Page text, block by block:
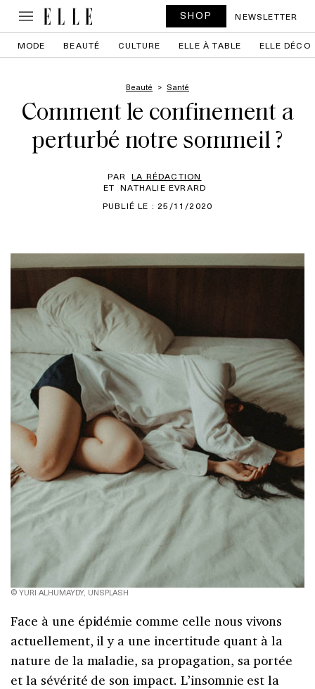
SHOP NEWSLETTER
MODE BEAUTÉ CULTURE ELLE À TABLE ELLE DÉCO
Beauté Santé
Comment le confinement a
perturbé notre sommeil ?
PAR LA RÉDACTION
ET NATHALIE EVRARD
PUBLIÉ LE : 25/11/2020
© YURI ALHUMAYDY, UNSPLASH
Face à une épidémie comme celle nous vivons
actuellement, il y a une incertitude quant à la
nature de la maladie, sa propagation, sa portée
et la sévérité de son impact. L’insomnie est la